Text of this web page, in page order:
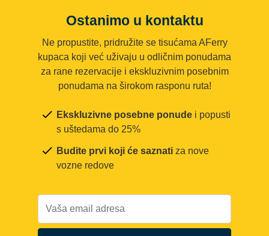
Ostanimo u kontaktu
Ne propustite, pridružite se tisućama AFerry
kupaca koji već uživaju u odličnim ponudama
za rane rezervacije i ekskluzivnim posebnim
ponudama na širokom rasponu ruta!
Ekskluzivne posebne ponude i popusti
s uštedama do 25%
Budite prvi koji će saznati za nove
vozne redove